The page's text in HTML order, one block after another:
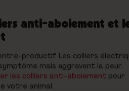
anti-aboiement et
productif. Les colliers
mais aggravent la peur.
les colliers anti-aboiement pour
votre animal.